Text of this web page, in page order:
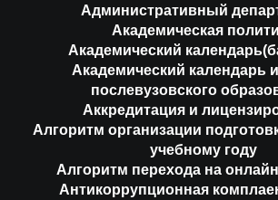
Административный
Академическая
Академический
Академический календарь
послевузовского
Аккредитация и
Алгоритм организации
учебному году
Алгоритм перехода на
Антикоррупционная